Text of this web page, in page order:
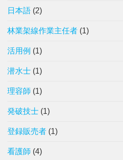
日本語 (2)
林業架線作業主任者 (1)
活用例 (1)
潜水士 (1)
理容師 (1)
発破技士 (1)
登録販売者 (1)
看護師 (4)